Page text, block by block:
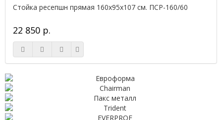
Стойка ресепшн прямая 160х95х107 см. ПСР-160/60
22 850 р.